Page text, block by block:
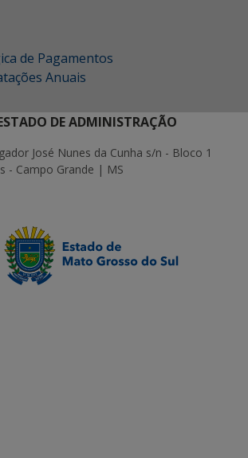
de Pagamentos
Anuais
DE ADMINISTRAÇÃO
José Nunes da Cunha s/n - Bloco 1
- Campo Grande | MS